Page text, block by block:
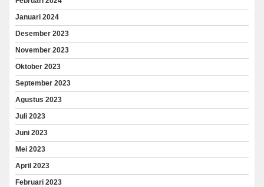
Januari 2024
Desember 2023
November 2023
Oktober 2023
September 2023
Agustus 2023
Juli 2023
Juni 2023
Mei 2023
April 2023
Februari 2023